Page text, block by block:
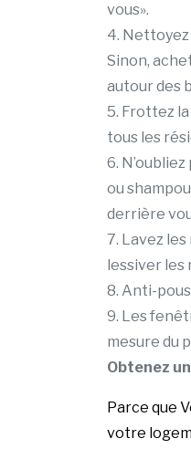
vous».
4. Nettoyez
Sinon,
autour des
5. Frottez
tous les
6.
ou
derrière
7. Lavez
lessiver les
8. Anti-
9. Les
mesure du
Obtenez
Parce que
votre